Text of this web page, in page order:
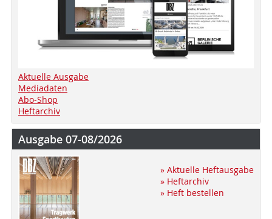
Aktuelle Ausgabe
Mediadaten
Abo-Shop
Heftarchiv
Ausgabe 07-08/2026
» Aktuelle Heftausgabe
» Heftarchiv
» Heft bestellen